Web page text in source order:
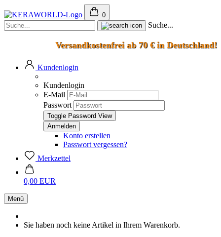
0
Suche...
Versandkostenfrei ab 70 € in Deutschland!
Kundenlogin
Kundenlogin
E-Mail
Passwort
Toggle Password View
Konto erstellen
Passwort vergessen?
Merkzettel
0,00 EUR
Menü
Sie haben noch keine Artikel in Ihrem Warenkorb.